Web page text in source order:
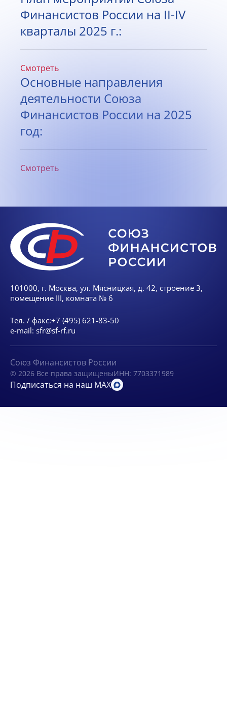
Финансистов России на II-IV
кварталы 2025 г.:
Смотреть
Основные направления
деятельности Союза
Финансистов России на 2025
год:
Смотреть
101000, г. Москва, ул. Мясницкая, д. 42, строение 3,
помещение III, комната № 6
Тел. / факс:+7 (495) 621-83-50
e-mail: sfr@sf-rf.ru
Союз Финансистов России
© 2026 Все права защищеныИНН: 7703371989
Подписаться на наш MAX